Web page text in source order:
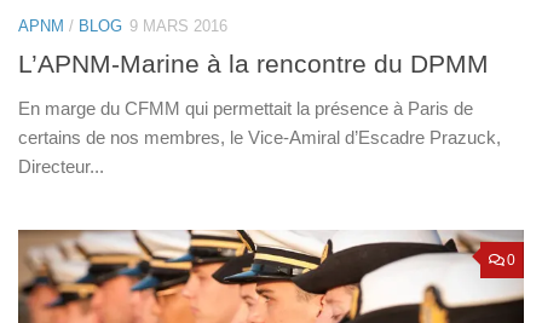
APNM / BLOG 9 MARS 2016
L’APNM-Marine à la rencontre du DPMM
En marge du CFMM qui permettait la présence à Paris de
certains de nos membres, le Vice-Amiral d’Escadre Prazuck,
Directeur...
0